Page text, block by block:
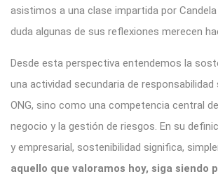
asistimos a una clase impartida por
duda algunas de sus reflexiones merecen
Desde esta perspectiva entendemos la
una actividad secundaria de
ONG, sino como una competencia central
negocio y la gestión de riesgos. En su
y empresarial, sostenibilidad significa,
aquello que valoramos hoy, siga siendo